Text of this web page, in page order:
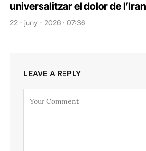
universalitzar el dolor de l’Iran
22 - juny - 2026 · 07:36
LEAVE A REPLY